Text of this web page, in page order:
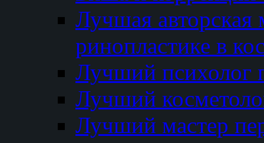
Лучшая авторская
ринопластике в
Лучший психолог
Лучший
Лучший мастер